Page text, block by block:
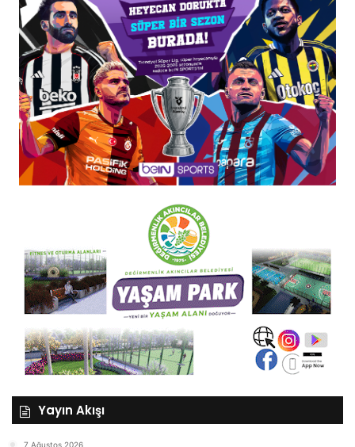
Yayın Akışı
7 Ağustos 2026